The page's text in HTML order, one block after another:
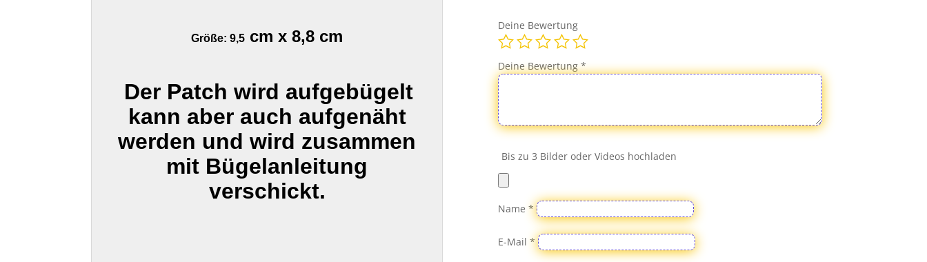
Größe: 9,5 cm x 8,8 cm
Der Patch wird aufgebügelt
kann aber auch aufgenäht
werden und wird zusammen
mit Bügelanleitung
verschickt.
Deine Bewertung
Deine Bewertung*
Bis zu 3 Bilder oder Videos hochladen
Name*
E-Mail*